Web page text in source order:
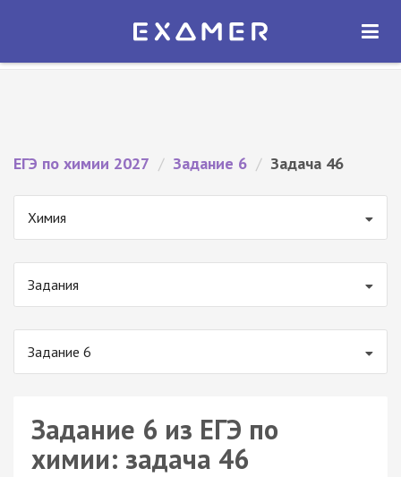
Экзамер — ЕГЭ 2027
ОТКРЫТЬ
ЕГЭ по химии 2027 / Задание 6 / Задача 46
Химия
Задания
Задание 6
Задание 6 из ЕГЭ по
химии: задача 46